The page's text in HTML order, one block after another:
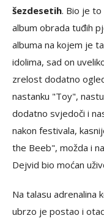
šezdesetih. Bio je
album obrada tuđih
albuma na kojem je
idolima, sad on
zrelost dodatno
nastanku "Toy",
dodatno svjedoči i
nakon festivala,
the Beeb", možda i
Dejvid bio moćan
Na talasu adrenalina
ubrzo je postao i